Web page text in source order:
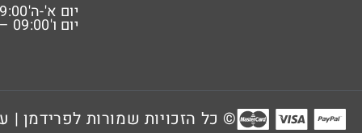
יום א'-ה'– 18:00
יום ו'09:00 – 14:00
© כל הזכויות שמורות לפרידמן |